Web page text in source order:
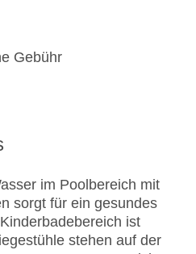
Gebühr
im Poolbereich mit
sorgt für ein gesundes
ist
stehen auf der